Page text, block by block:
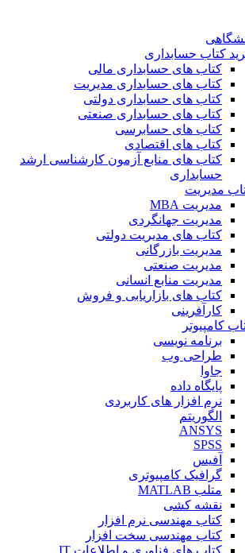
کتاب حسابداری
کتاب های حسابداری مالی
کتاب های حسابداری مدیریت
کتاب های حسابداری دولتی
کتاب های حسابداری صنعتی
کتاب های حسابرسی
کتاب های اقتصادی
کتاب های منابع آزمون کارشناسی ارشد
حسابداری
مدیریت
مدیریت MBA
مدیریت جهانگردی
کتاب های مدیریت دولتی
مدیریت بازرگانی
مدیریت صنعتی
مدیریت منابع انسانی
کتاب های بازاریابی و فروش
کارآفرینی
کامپیوتر
برنامه نویسی
طراحی وب
جاوا
پایگاه داده
نرم افزار های کاربردی
الگوریتم
ANSYS
SPSS
آفیس
گرافیک کامپیوتری
متلب MATLAB
نقشه کشی
کتاب مهندسی نرم افزار
کتاب مهندسی سخت افزار
کتاب های فناوری و اطلاعات IT